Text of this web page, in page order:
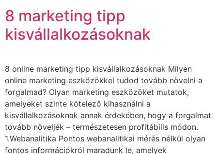
8 marketing tipp
kisvállalkozásoknak
8 online marketing tipp kisvállalkozásoknak Milyen
online marketing eszközökkel tudod tovább növelni a
forgalmad? Olyan marketing eszközöket mutatok,
amelyeket szinte kötelező kihasználni a
kisvállalkozásoknak annak érdekében, hogy a forgalmat
tovább növeljék – természetesen profitábilis módon.
1.Webanalitika Pontos webanalitikai mérés nélkül olyan
fontos információkról maradunk le, amelyek